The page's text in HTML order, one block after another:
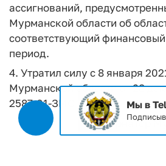
ассигнований,
Мурманской области об
соответствующий
период.
4. Утратил силу с 8 января
Мурманской области от 28
2587-01-ЗМО
Губернатор
Мы в